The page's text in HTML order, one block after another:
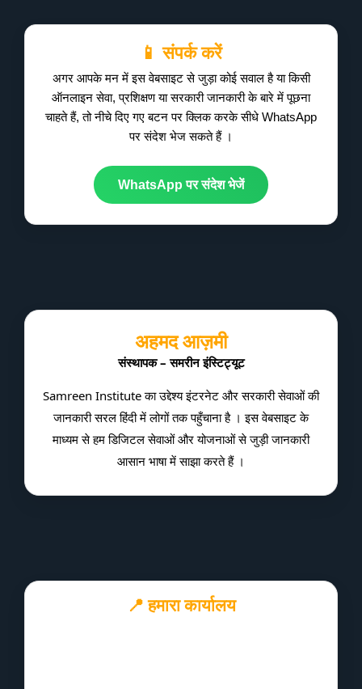
📱 संपर्क करें
अगर आपके मन में इस वेबसाइट से जुड़ा कोई सवाल है या किसी
ऑनलाइन सेवा, प्रशिक्षण या सरकारी जानकारी के बारे में पूछना
चाहते हैं, तो नीचे दिए गए बटन पर क्लिक करके सीधे WhatsApp
पर संदेश भेज सकते हैं ।
WhatsApp पर संदेश भेजें
अहमद आज़मी
संस्थापक – समरीन इंस्टिट्यूट
Samreen Institute का उद्देश्य इंटरनेट और सरकारी सेवाओं की
जानकारी सरल हिंदी में लोगों तक पहुँचाना है । इस वेबसाइट के
माध्यम से हम डिजिटल सेवाओं और योजनाओं से जुड़ी जानकारी
आसान भाषा में साझा करते हैं ।
📍 हमारा कार्यालय